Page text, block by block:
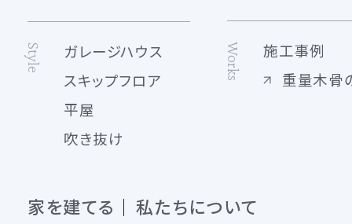
Style
ガレージハウス
スキップフロア
平屋
吹き抜け
Works
施工事例
重量木骨
家を建てる 私たちについて